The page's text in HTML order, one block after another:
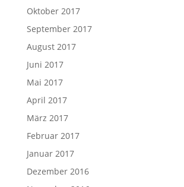
Oktober 2017
September 2017
August 2017
Juni 2017
Mai 2017
April 2017
März 2017
Februar 2017
Januar 2017
Dezember 2016